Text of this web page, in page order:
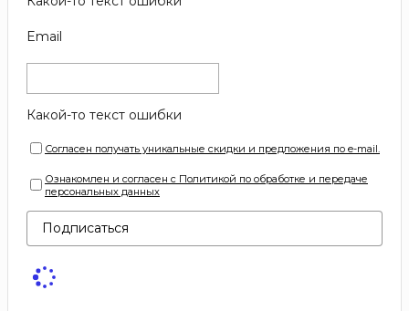
Email
Какой-то текст ошибки
Согласен получать уникальные скидки и предложения по e-mail.
Ознакомлен и согласен с Политикой по обработке и передаче
персональных данных
Подписаться